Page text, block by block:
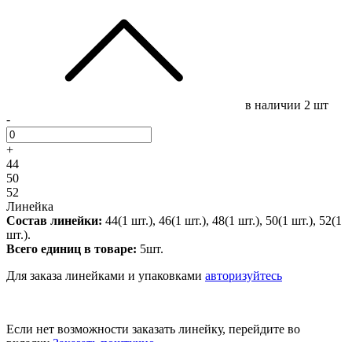
в наличии 2 шт
-
+
44
50
52
Линейка
Состав линейки: 44(1 шт.), 46(1 шт.), 48(1 шт.), 50(1 шт.), 52(1
шт.).
Всего единиц в товаре: 5шт.
Для заказа линейками и упаковками авторизуйтесь
Если нет возможности заказать линейку, перейдите во